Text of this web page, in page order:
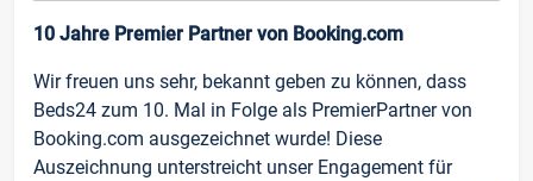
10 Jahre Premier Partner von Booking.com
Wir freuen uns sehr, bekannt geben zu können, dass
Beds24 zum 10. Mal in Folge als PremierPartner von
Booking.com ausgezeichnet wurde! Diese
Auszeichnung unterstreicht unser Engagement für